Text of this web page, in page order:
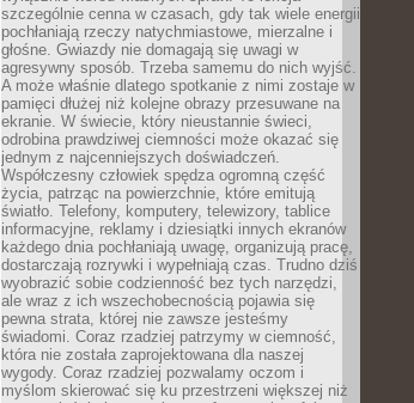
szczególnie cenna w czasach, gdy tak wiele energii
pochłaniają rzeczy natychmiastowe, mierzalne i
głośne. Gwiazdy nie domagają się uwagi w
agresywny sposób. Trzeba samemu do nich wyjść.
A może właśnie dlatego spotkanie z nimi zostaje w
pamięci dłużej niż kolejne obrazy przesuwane na
ekranie. W świecie, który nieustannie świeci,
odrobina prawdziwej ciemności może okazać się
jednym z najcenniejszych doświadczeń.
Współczesny człowiek spędza ogromną część
życia, patrząc na powierzchnie, które emitują
światło. Telefony, komputery, telewizory, tablice
informacyjne, reklamy i dziesiątki innych ekranów
każdego dnia pochłaniają uwagę, organizują pracę,
dostarczają rozrywki i wypełniają czas. Trudno dziś
wyobrazić sobie codzienność bez tych narzędzi,
ale wraz z ich wszechobecnością pojawia się
pewna strata, której nie zawsze jesteśmy
świadomi. Coraz rzadziej patrzymy w ciemność,
która nie została zaprojektowana dla naszej
wygody. Coraz rzadziej pozwalamy oczom i
myślom skierować się ku przestrzeni większej niż